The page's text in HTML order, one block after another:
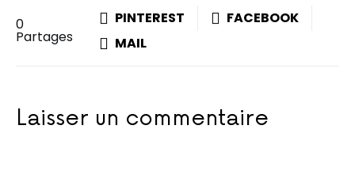
0
Partages
PINTEREST
FACEBOOK
MAIL
Laisser un commentaire